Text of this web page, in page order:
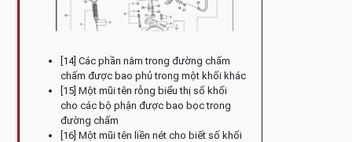
[14] Các phần nằm trong đường chấm
chấm được bao phủ trong một khối khác
[15] Một mũi tên rỗng biểu thị số khối
cho các bộ phận được bao bọc trong
đường chấm
[16] Một mũi tên liền nét cho biết số khối